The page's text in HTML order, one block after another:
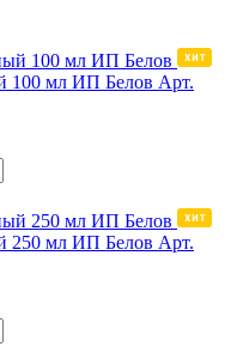
100 мл ИП Белов Арт.
250 мл ИП Белов Арт.